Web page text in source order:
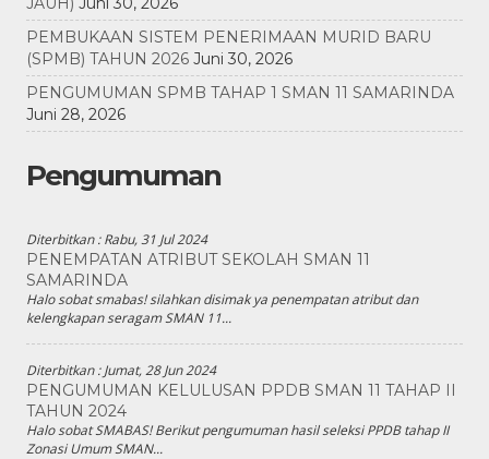
PEMBUKAAN SISTEM PENERIMAAN MURID BARU
(SPMB) TAHUN 2026 Juni 30, 2026
PENGUMUMAN SPMB TAHAP 1 SMAN 11 SAMARINDA
Juni 28, 2026
Pengumuman
Diterbitkan :Rabu, 31 Jul 2024
PENEMPATAN ATRIBUT SEKOLAH SMAN 11
SAMARINDA
Halo sobat smabas! silahkan disimak ya penempatan atribut dan
kelengkapan seragam SMAN 11...
Diterbitkan :Jumat, 28 Jun 2024
PENGUMUMAN KELULUSAN PPDB SMAN 11 TAHAP II
TAHUN 2024
Halo sobat SMABAS! Berikut pengumuman hasil seleksi PPDB tahap II
Zonasi Umum SMAN...